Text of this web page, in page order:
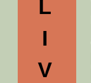
L
I
V